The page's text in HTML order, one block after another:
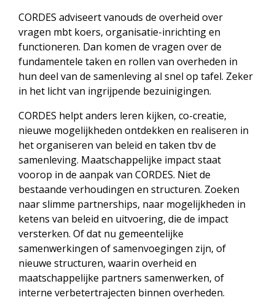
CORDES adviseert vanouds de overheid over
vragen mbt koers, organisatie-inrichting en
functioneren. Dan komen de vragen over de
fundamentele taken en rollen van overheden in
hun deel van de samenleving al snel op tafel. Zeker
in het licht van ingrijpende bezuinigingen.
CORDES helpt anders leren kijken, co-creatie,
nieuwe mogelijkheden ontdekken en realiseren in
het organiseren van beleid en taken tbv de
samenleving. Maatschappelijke impact staat
voorop in de aanpak van CORDES. Niet de
bestaande verhoudingen en structuren. Zoeken
naar slimme partnerships, naar mogelijkheden in
ketens van beleid en uitvoering, die de impact
versterken. Of dat nu gemeentelijke
samenwerkingen of samenvoegingen zijn, of
nieuwe structuren, waarin overheid en
maatschappelijke partners samenwerken, of
interne verbetertrajecten binnen overheden.